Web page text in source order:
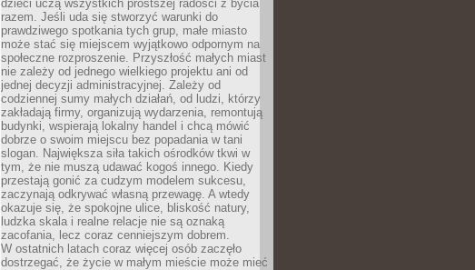
dzieci uczą wszystkich prostszej radości z bycia
razem. Jeśli uda się stworzyć warunki do
prawdziwego spotkania tych grup, małe miasto
może stać się miejscem wyjątkowo odpornym na
społeczne rozproszenie. Przyszłość małych miast
nie zależy od jednego wielkiego projektu ani od
jednej decyzji administracyjnej. Zależy od
codziennej sumy małych działań, od ludzi, którzy
zakładają firmy, organizują wydarzenia, remontują
budynki, wspierają lokalny handel i chcą mówić
dobrze o swoim miejscu bez popadania w tani
slogan. Największa siła takich ośrodków tkwi w
tym, że nie muszą udawać kogoś innego. Kiedy
przestają gonić za cudzym modelem sukcesu,
zaczynają odkrywać własną przewagę. A wtedy
okazuje się, że spokojne ulice, bliskość natury,
ludzka skala i realne relacje nie są oznaką
zacofania, lecz coraz cenniejszym dobrem.
W ostatnich latach coraz więcej osób zaczęło
dostrzegać, że życie w małym mieście może mieć